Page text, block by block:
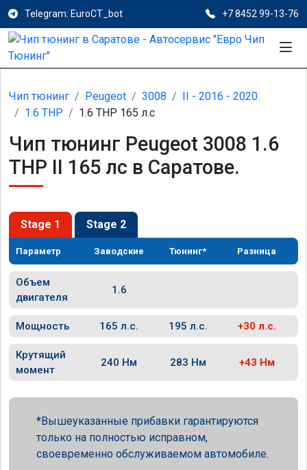
Telegram: EuroCT_bot +7 8452 99-13-76
Чип тюнинг Peugeot 3008
II - 2016 - 2020
1.6 THP
1.6 THP 165 л.с
Чип тюнинг Peugeot 3008 1.6
THP II 165 лс в Саратове.
Stage 1 Stage 2
Параметр Заводские Тюнинг* Разница
Объем
двигателя
1.6
Мощность 165 л.с. 195 л.с. +30 л.с.
Крутящий
момент
240 Нм 283 Нм +43 Нм
Вышеуказанные прибавки гарантируются
только на полностью исправном,
своевременно обслуживаемом автомобиле.